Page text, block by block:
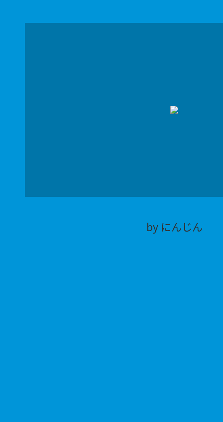
by にんじん